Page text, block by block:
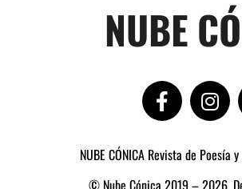
NUBE
NUBE CÓNICA Revista de Poesía